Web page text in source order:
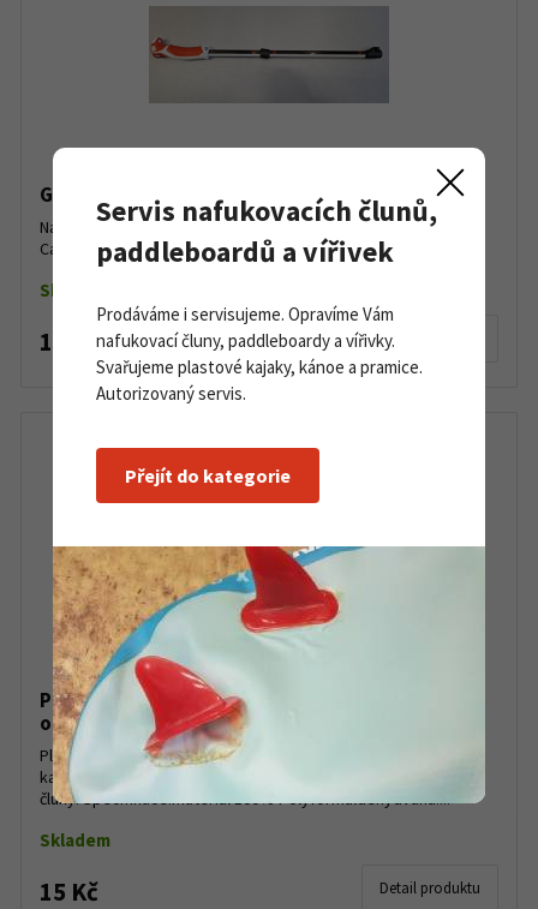
G3 VIA Carbon Upper Shaft with handle
Náhradní horní díl skialpinistických teleskopických holí G3 VIA
Carbon včetně madla....
Skladem dle varianty
1 590 Kč Detail produktu
Plastová brzdička, svorka na gumičku zádové
opěrky
Plastová brzdička (svorka) na gumičku zádové opěrky do
kajaku. Další použití: pro gumolano na paddleboardy, kajaky a
čluny. Specifikace:materiál 100% Polyformaldehydváha:...
Skladem
15 Kč Detail produktu
Servis nafukovacích člunů,
paddleboardů a vířivek
Prodáváme i servisujeme. Opravíme Vám
nafukovací čluny, paddleboardy a vířivky.
Svařujeme plastové kajaky, kánoe a pramice.
Autorizovaný servis.
Přejít do kategorie